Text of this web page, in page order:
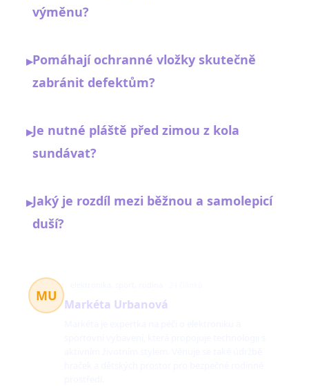
výměnu?
▸Pomáhají ochranné vložky skutečně
zabránit defektům?
▸Je nutné pláště před zimou z kola
sundávat?
▸Jaký je rozdíl mezi běžnou a samolepicí
duší?
MU
Markéta Urbanová